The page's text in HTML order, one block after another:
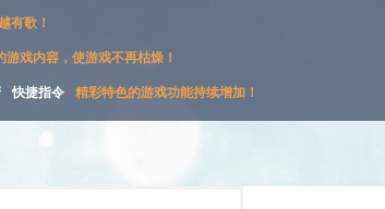
有歌！
游戏内容，使游戏不再枯燥！
快捷指令 精彩特色的游戏功能持续增加！